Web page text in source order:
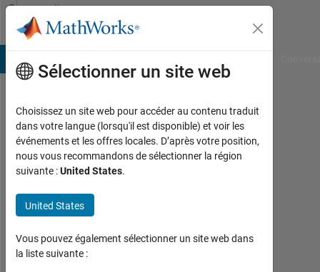
Passer au contenu
Community
Profile
Özgür
Alaydin
Actif
2020
0
Sélectionner un site web
Choisissez un site web pour accéder au contenu traduit
dans votre langue (lorsqu'il est disponible) et voir les
événements et les offres locales. D’après votre position,
nous vous recommandons de sélectionner la région
suivante :United States.
United States
Vous pouvez également sélectionner un site web dans
la liste suivante :